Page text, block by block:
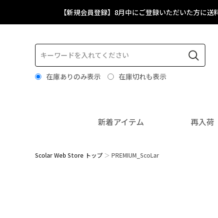
【新規会員登録】8月中にご登録いただいた方に
在庫ありのみ表示 在庫切れも表示
新着アイテム 再入荷
Scolar Web Store トップ PREMIUM_ScoLar